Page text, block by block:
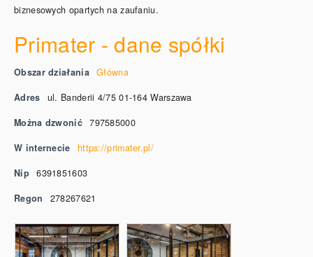
biznesowych opartych na zaufaniu.
Primater - dane spółki
Obszar działania Główna
Adres
ul. Banderii 4/75 01-164 Warszawa
Można dzwonić 797585000
W internecie
https://primater.pl/
Nip 6391851603
Regon
278267621